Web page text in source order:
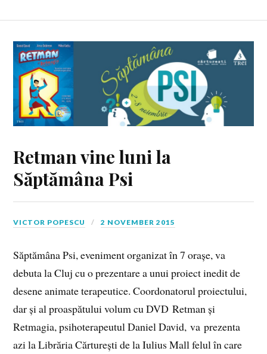
Retman vine luni la
Săptămâna Psi
VICTOR POPESCU 2 NOVEMBER 2015
Săptămâna Psi, eveniment organizat în 7 orașe, va
debuta la Cluj cu o prezentare a unui proiect inedit de
desene animate terapeutice. Coordonatorul proiectului,
dar și al proaspătului volum cu DVD Retman și
Retmagia, psihoterapeutul Daniel David, va prezenta
azi la Librăria Cărturești de la Iulius Mall felul în care